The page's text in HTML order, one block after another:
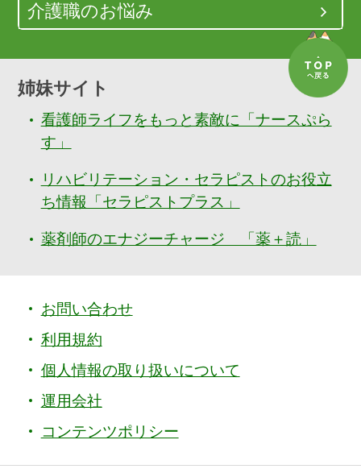
介護職のお悩み
姉妹サイト
看護師ライフをもっと素敵に「ナースぷら
す」
リハビリテーション・セラピストのお役立
ち情報「セラピストプラス」
薬剤師のエナジーチャージ 「薬＋読」
お問い合わせ
利用規約
個人情報の取り扱いについて
運用会社
コンテンツポリシー